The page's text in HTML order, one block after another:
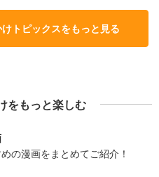
トピックスをもっと見る
をもっと楽しむ
の漫画をまとめてご紹介！